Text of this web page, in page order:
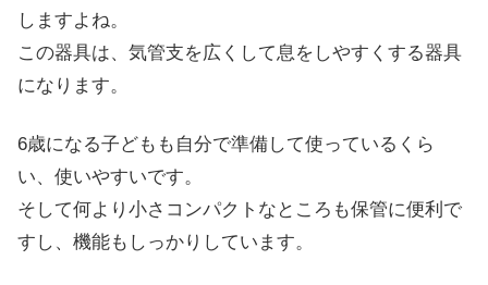
しますよね。
この器具は、気管支を広くして息をしやすくする器具
になります。
6歳になる子どもも自分で準備して使っているくら
い、使いやすいです。
そして何より小さコンパクトなところも保管に便利で
すし、機能もしっかりしています。